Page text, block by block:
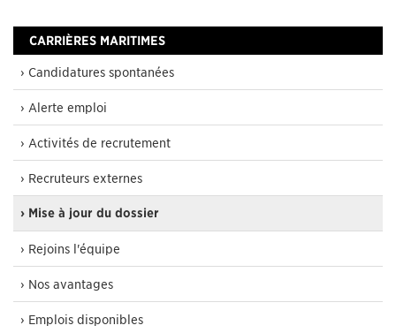
CARRIÈRES MARITIMES
› Candidatures spontanées
› Alerte emploi
› Activités de recrutement
› Recruteurs externes
› Mise à jour du dossier
› Rejoins l'équipe
› Nos avantages
› Emplois disponibles